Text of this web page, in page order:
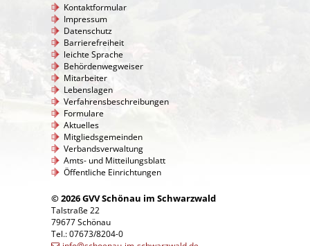
Kontaktformular
Impressum
Datenschutz
Barrierefreiheit
leichte Sprache
Behördenwegweiser
Mitarbeiter
Lebenslagen
Verfahrensbeschreibungen
Formulare
Aktuelles
Mitgliedsgemeinden
Verbandsverwaltung
Amts- und Mitteilungsblatt
Öffentliche Einrichtungen
© 2026 GVV Schönau im Schwarzwald
Talstraße 22
79677 Schönau
Tel.: 07673/8204-0